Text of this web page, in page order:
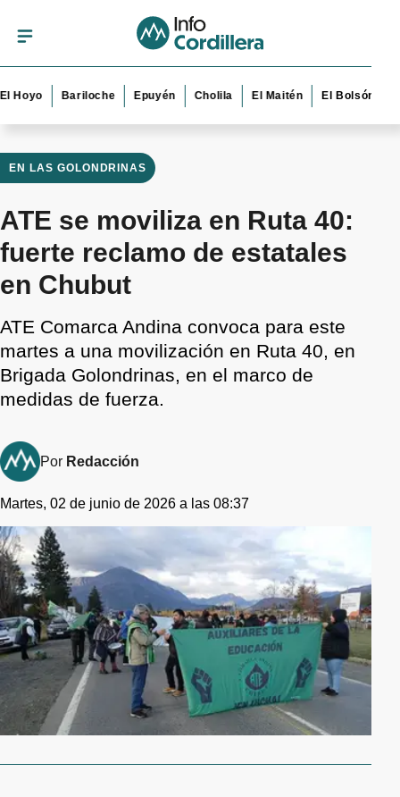
Bariloche Epuyén Cholila El Maitén El Bolsón Esquel
EN LAS GOLONDRINAS
ATE se moviliza en Ruta 40:
fuerte reclamo de estatales
en Chubut
ATE Comarca Andina convoca para este
martes a una movilización en Ruta 40, en
Brigada Golondrinas, en el marco de
medidas de fuerza.
Por Redacción
Martes, 02 de junio de 2026 a las 08:37